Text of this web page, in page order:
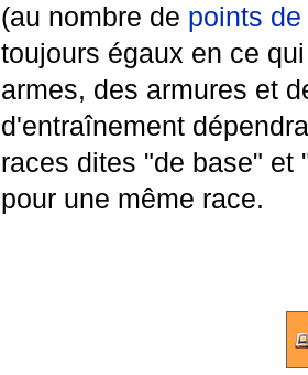
(au nombre de points de
toujours égaux en ce
armes, des armures et
d'entraînement
races dites "de base" et
pour une même race.